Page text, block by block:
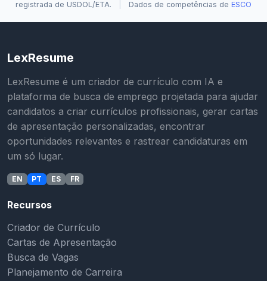
registrada de USDOL/ETA.
Dados de competências de ESCO
LexResume
LexResume é um criador de currículo com IA e
plataforma de busca de emprego projetada para ajudar
candidatos a criar currículos profissionais, gerar cartas
de apresentação personalizadas, encontrar
oportunidades relevantes e rastrear candidaturas em
um só lugar.
EN PT ES FR
Recursos
Criador de Currículo
Cartas de Apresentação
Busca de Vagas
Planejamento de Carreira